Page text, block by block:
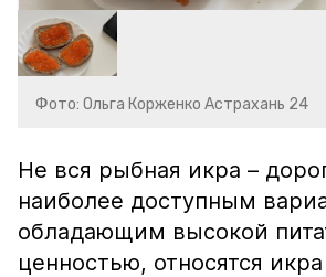
Фото: Ольга Корженко Астрахань 24
Не вся рыбная икра –
наиболее доступным
обладающим высокой
ценностью, относятся